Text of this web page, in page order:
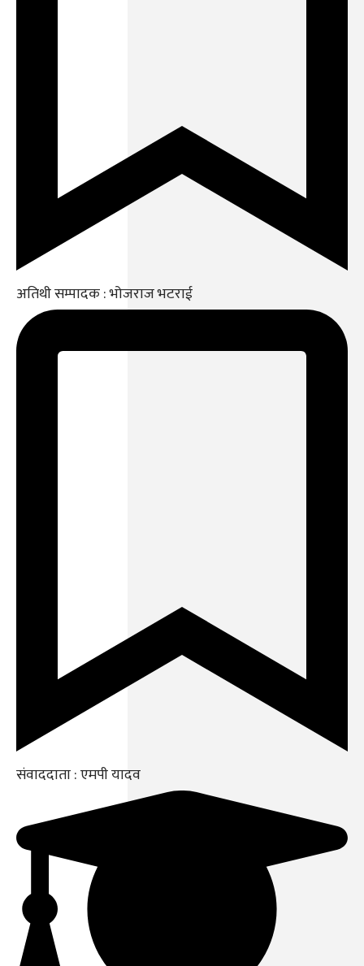
अतिथी सम्पादक : भोजराज भटराई
संवाददाता : एमपी यादव